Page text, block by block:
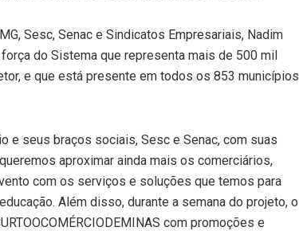
Sesc, Senac e Sindicatos Empresariais, Nadim
do Sistema que representa mais de 500 mil
e que está presente em todos os 853 municípios
e seus braços sociais, Sesc e Senac, com suas
aproximar ainda mais os comerciários,
com os serviços e soluções que temos para
Além disso, durante a semana do projeto, o
com promoções e